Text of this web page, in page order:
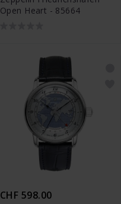
Open Heart - 85664
CHF 598.00